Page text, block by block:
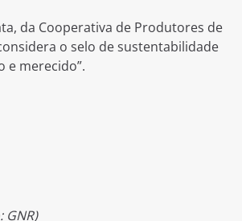
da Cooperativa de Produtores de
o selo de sustentabilidade
e merecido”.
GNR)